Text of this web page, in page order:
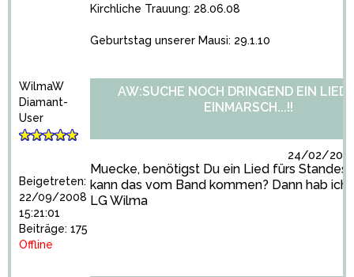
Kirchliche Trauung: 28.06.08
Geburtstag unserer Mausi: 29.1.10
WilmaW
Diamant-
User
Beigetreten:
22/09/2008
15:21:01
Beiträge: 175
Offline
AW:SUCHE NOCH DRINGEND EIN LIED
EINMARSCH...!!
24/02/
Muecke, benötigst Du ein Lied fürs
kann das vom Band kommen? Dann hab ich
LG Wilma